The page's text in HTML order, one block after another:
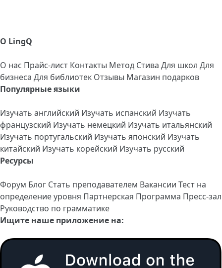
О LingQ
О нас Прайс-лист Контакты Метод Стива Для школ Для
бизнеса Для библиотек Отзывы Магазин подарков
Популярные языки
Изучать английский Изучать испанский Изучать
французский Изучать немецкий Изучать итальянский
Изучать португальский Изучать японский Изучать
китайский Изучать корейский Изучать русский
Ресурсы
Форум Блог Стать преподавателем Вакансии Тест на
определение уровня Партнерская Программа Пресс-зал
Руководство по грамматике
Ищите наше приложение на: